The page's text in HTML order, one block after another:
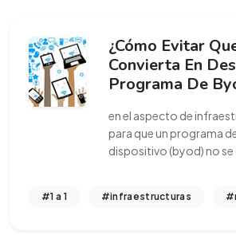
¿Cómo Evitar
Convierta En
Programa De
en el aspecto de
para que un programa
dispositivo (byod) no
#1 a 1 #infraestructuras